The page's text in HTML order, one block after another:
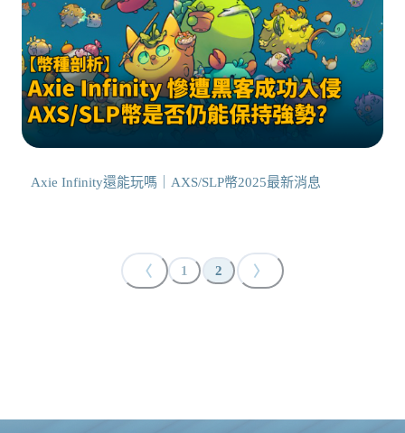
Axie Infinity還能玩嗎｜AXS/SLP幣2025最新消息
〈 1 2 〉